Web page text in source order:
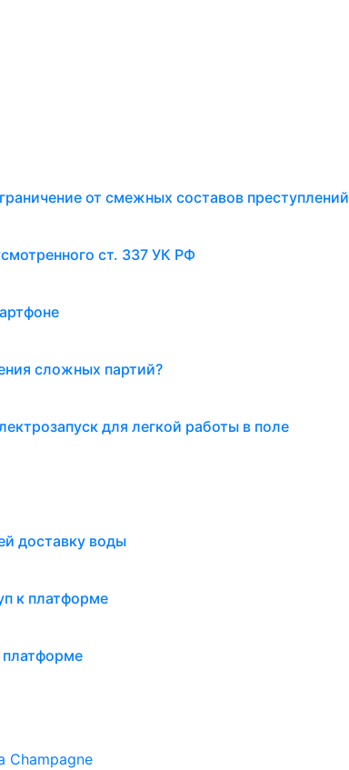
от смежных составов преступлений
ст. 337 УК РФ
сложных партий?
для легкой работы в поле
доставку воды
к платформе
Champagne